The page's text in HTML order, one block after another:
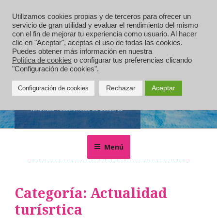
contenido
MALLORCA VILLAS
Alquiler de villas, chalets, casas rurales y apartamentos de
vacaciones en Mallorca
Menú
Categoría: Actualidad
turísrtica
Utilizamos cookies propias y de terceros para ofrecer un
servicio de gran utilidad y evaluar el rendimiento del mismo
con el fin de mejorar tu experiencia como usuario. Al hacer
clic en "Aceptar", aceptas el uso de todas las cookies.
Puedes obtener más información en nuestra
Política de cookies o configurar tus preferencias clicando
"Configuración de cookies".
Configuración de cookies Rechazar Aceptar